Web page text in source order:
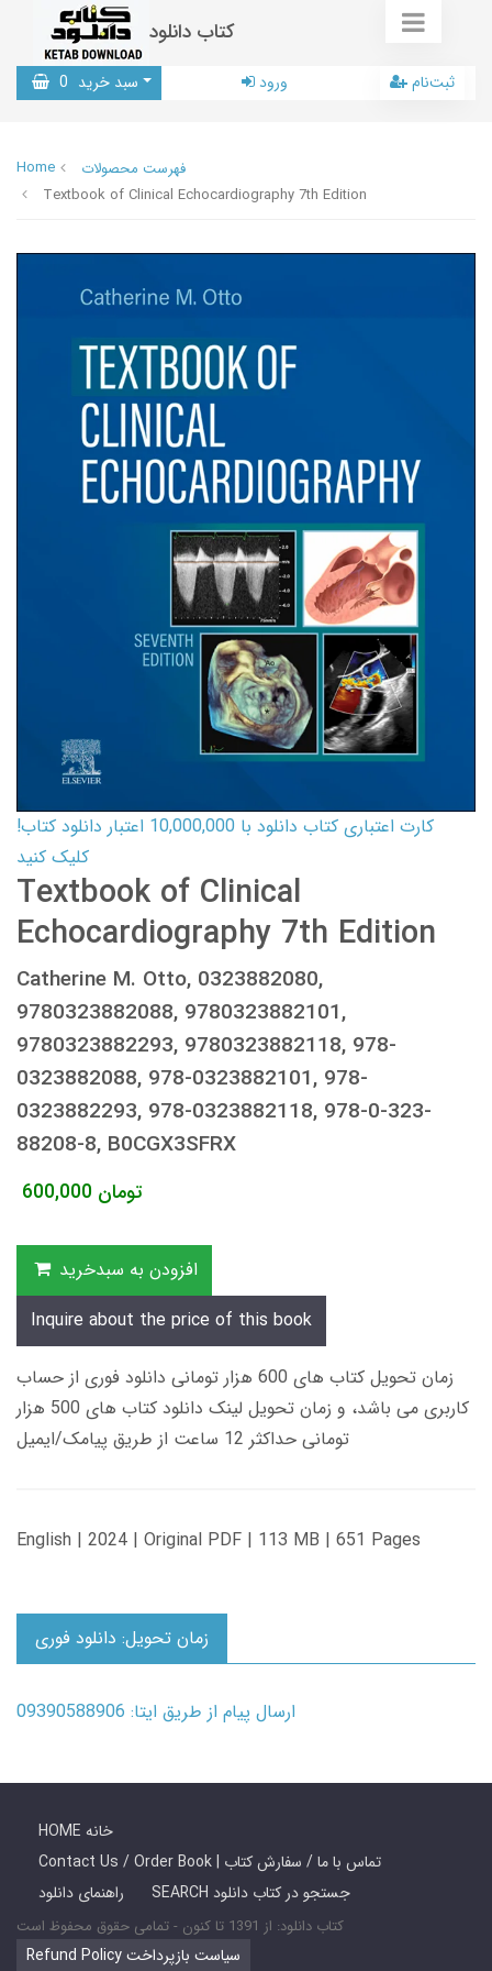
کتاب دانلود
سبد خرید 0 ورود ثبت‌نام
Home
فهرست محصولات
Textbook of Clinical Echocardiography 7th Edition
کارت اعتباری کتاب دانلود با 10,000,000 اعتبار دانلود کتاب!
کلیک کنید
Textbook of Clinical
Echocardiography 7th Edition
Catherine M. Otto, 0323882080,
9780323882088, 9780323882101,
9780323882293, 9780323882118, 978-
0323882088, 978-0323882101, 978-
0323882293, 978-0323882118, 978-0-323-
88208-8, B0CGX3SFRX
600,000 تومان
افزودن به سبدخرید
Inquire about the price of this book
زمان تحویل کتاب های 600 هزار تومانی دانلود فوری از حساب
کاربری می باشد، و زمان تحویل لینک دانلود کتاب های 500 هزار
تومانی حداکثر 12 ساعت از طریق پیامک/ایمیل
English | 2024 | Original PDF | 113 MB | 651 Pages
زمان تحویل: دانلود فوری
ارسال پیام از طریق ایتا: 09390588906
HOME خانه
Contact Us / Order Book | تماس با ما / سفارش کتاب
راهنمای دانلود
SEARCH جستجو در کتاب دانلود
کتاب دانلود: از 1391 تا کنون - تمامی حقوق محفوظ است
Refund Policy سیاست بازپرداخت